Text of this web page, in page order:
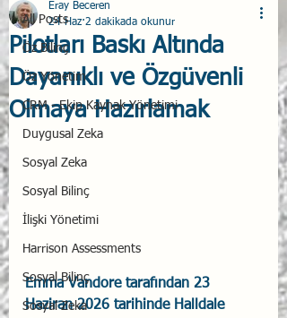
All Posts
Öz Bilinç
Öz Yönetim
CRM - Ekip Kaynak Yönetimi
Duygusal Zeka
Sosyal Zeka
Sosyal Bilinç
İlişki Yönetimi
Harrison Assessments
Sosyal Bilinç
Sosyal Zeka
Pilotları Baskı Altında
Dayanıklı ve Özgüvenli
Olmaya Hazırlamak
Eray Beceren
24 Haz 2 dakikada okunur
Emma Vandore tarafından 23
Haziran 2026 tarihinde Halldale